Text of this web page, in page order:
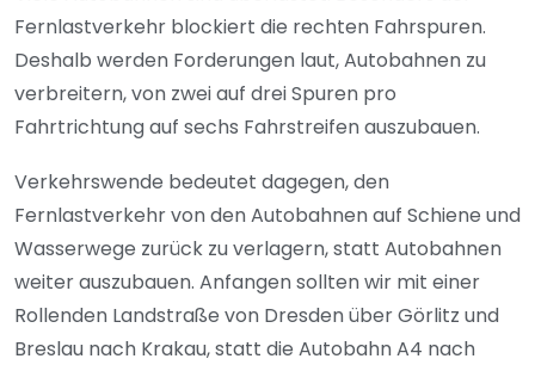
Fernlastverkehr blockiert die rechten Fahrspuren.
Deshalb werden Forderungen laut, Autobahnen zu
verbreitern, von zwei auf drei Spuren pro
Fahrtrichtung auf sechs Fahrstreifen auszubauen.
Verkehrswende bedeutet dagegen, den
Fernlastverkehr von den Autobahnen auf Schiene und
Wasserwege zurück zu verlagern, statt Autobahnen
weiter auszubauen. Anfangen sollten wir mit einer
Rollenden Landstraße von Dresden über Görlitz und
Breslau nach Krakau, statt die Autobahn A4 nach